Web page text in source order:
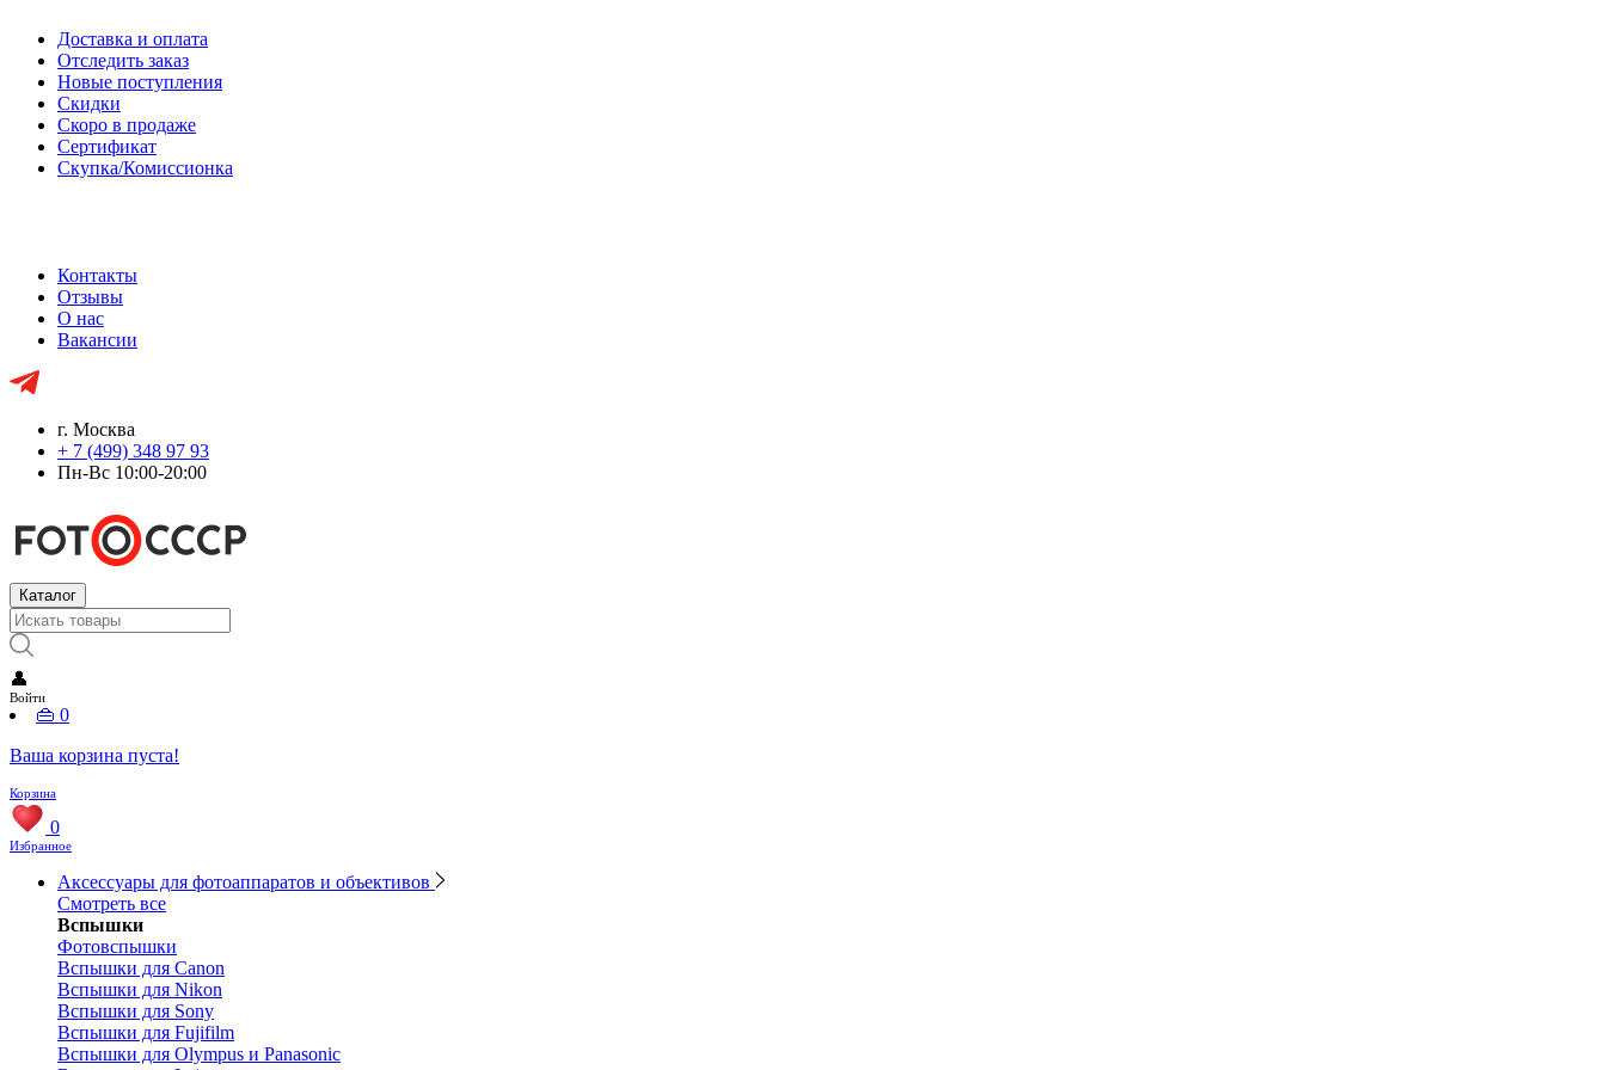
Доставка и оплата
Отследить заказ
Новые поступления
Скидки
Скоро в продаже
Сертификат
Скупка/Комиссионка
Контакты
Отзывы
О нас
Вакансии
г. Москва
+ 7 (499) 348 97 93
Пн-Вс 10:00-20:00
Каталог
👤
Войти
👜 0
Ваша корзина пуста!
Корзина
0
Избранное
Аксессуары для фотоаппаратов и объективов
Смотреть все
Вспышки
Фотовспышки
Вспышки для Canon
Вспышки для Nikon
Вспышки для Sony
Вспышки для Fujifilm
Вспышки для Olympus и Panasonic